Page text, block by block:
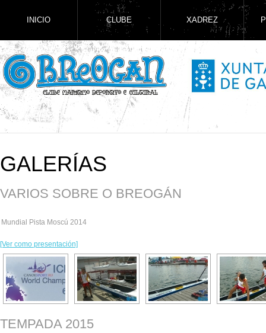
INICIO CLUBE XADREZ
GALERÍAS
VARIOS SOBRE O BREOGÁN
Mundial Pista Moscú 2014
[Ver como presentación]
TEMPADA 2015